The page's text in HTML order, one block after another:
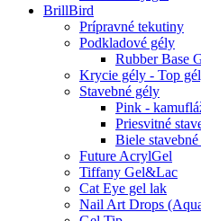
BrillBird
Prípravné tekutiny
Podkladové gély
Rubber Base
Krycie gély - Top
Stavebné gély
Pink -
Priesvitné
Biele
Future AcrylGel
Tiffany Gel&Lac
Cat Eye gel lak
Nail Art Drops